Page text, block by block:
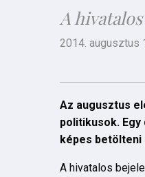
A
2014. augusztus
Az augusztus
politikusok.
képes betölteni
A hivatalos